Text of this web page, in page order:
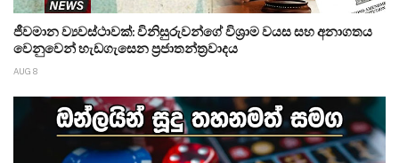
ජීවමාන ව්‍යවස්ථාවක්: විනිසුරුවන්ගේ විශ්‍රාම වයස සහ අනාගතය
වෙනුවෙන් හැඩගැසෙන ප්‍රජාතන්ත්‍රවාදය
AUG 8